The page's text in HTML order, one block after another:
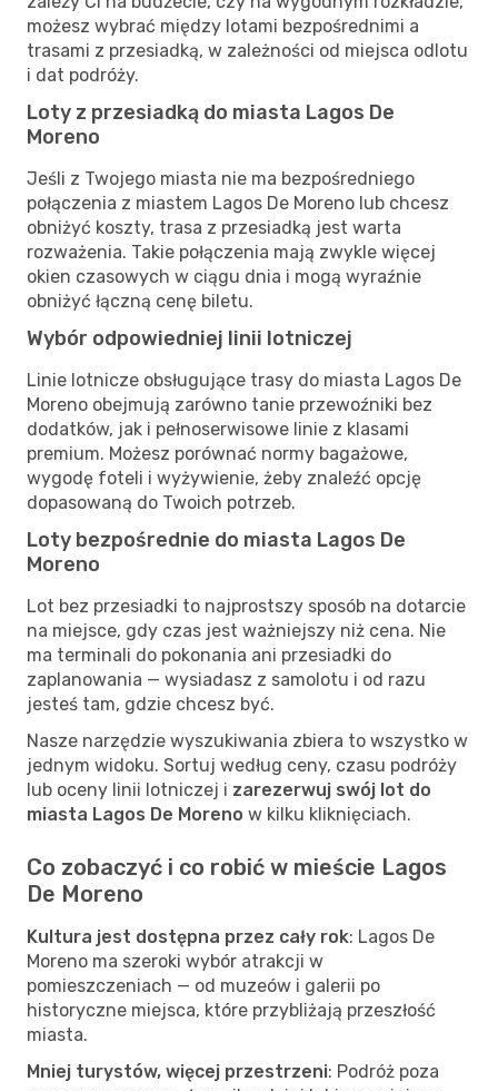
możesz wybrać między lotami bezpośrednimi a
trasami z przesiadką, w zależności od miejsca odlotu
i dat podróży.
Loty z przesiadką do miasta Lagos De
Moreno
Jeśli z Twojego miasta nie ma bezpośredniego
połączenia z miastem Lagos De Moreno lub chcesz
obniżyć koszty, trasa z przesiadką jest warta
rozważenia. Takie połączenia mają zwykle więcej
okien czasowych w ciągu dnia i mogą wyraźnie
obniżyć łączną cenę biletu.
Wybór odpowiedniej linii lotniczej
Linie lotnicze obsługujące trasy do miasta Lagos De
Moreno obejmują zarówno tanie przewoźniki bez
dodatków, jak i pełnoserwisowe linie z klasami
premium. Możesz porównać normy bagażowe,
wygodę foteli i wyżywienie, żeby znaleźć opcję
dopasowaną do Twoich potrzeb.
Loty bezpośrednie do miasta Lagos De
Moreno
Lot bez przesiadki to najprostszy sposób na dotarcie
na miejsce, gdy czas jest ważniejszy niż cena. Nie
ma terminali do pokonania ani przesiadki do
zaplanowania — wysiadasz z samolotu i od razu
jesteś tam, gdzie chcesz być.
Nasze narzędzie wyszukiwania zbiera to wszystko w
jednym widoku. Sortuj według ceny, czasu podróży
lub oceny linii lotniczej i zarezerwuj swój lot do
miasta Lagos De Moreno w kilku kliknięciach.
Co zobaczyć i co robić w mieście Lagos
De Moreno
Kultura jest dostępna przez cały rok: Lagos De
Moreno ma szeroki wybór atrakcji w
pomieszczeniach — od muzeów i galerii po
historyczne miejsca, które przybliżają przeszłość
miasta.
Mniej turystów, więcej przestrzeni: Podróż poza